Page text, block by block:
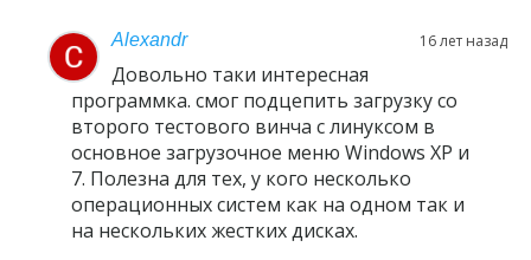
Alexandr 16 лет назад
Довольно таки интересная
программка. смог подцепить загрузку со
второго тестового винча с линуксом в
основное загрузочное меню Windows XP и
7. Полезна для тех, у кого несколько
операционных систем как на одном так и
на нескольких жестких дисках.